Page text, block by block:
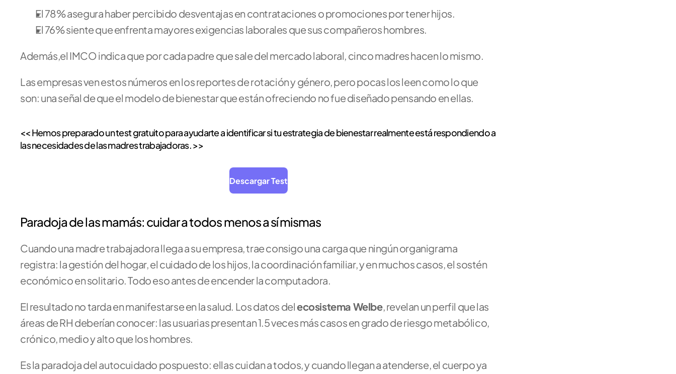
El 78% asegura haber percibido desventajas en contrataciones o promociones por tener hijos.
El 76% siente que enfrenta mayores exigencias laborales que sus compañeros hombres.
Además,el IMCO indica que por cada padre que sale del mercado laboral, cinco madres hacen lo mismo.
Las empresas ven estos números en los reportes de rotación y género, pero pocas los leen como lo que
son: una señal de que el modelo de bienestar que están ofreciendo no fue diseñado pensando en ellas.
<< Hemos preparado un test gratuito para ayudarte a identificar si tu estrategia de bienestar realmente está respondiendo a
las necesidades de las madres trabajadoras. >>
Descargar Test
Paradoja de las mamás: cuidar a todos menos a sí mismas
Cuando una madre trabajadora llega a su empresa, trae consigo una carga que ningún organigrama
registra: la gestión del hogar, el cuidado de los hijos, la coordinación familiar, y en muchos casos, el sostén
económico en solitario. Todo eso antes de encender la computadora.
El resultado no tarda en manifestarse en la salud. Los datos del ecosistema Welbe, revelan un perfil que las
áreas de RH deberían conocer: las usuarias presentan 1.5 veces más casos en grado de riesgo metabólico,
crónico, medio y alto que los hombres.
Es la paradoja del autocuidado pospuesto: ellas cuidan a todos, y cuando llegan a atenderse, el cuerpo ya